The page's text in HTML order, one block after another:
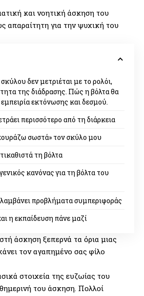
και νοητική άσκηση του
απαραίτητη για την ψυχική του
δεν μετριέται με το ρολόι,
της διάδρασης. Πώς η βόλτα θα
εμπειρία εκτόνωσης και δεσμού.
περισσότερο από τη διάρκεια
σωστά» τον σκύλο μου
τη βόλτα
κανόνας για τη βόλτα του
προβλήματα συμπεριφοράς
η εκπαίδευση πάνε μαζί
άσκηση ξεπερνά τα όρια μιας
τον αγαπημένο σας φίλο
στοιχεία της ευζωίας του
του άσκηση. Πολλοί